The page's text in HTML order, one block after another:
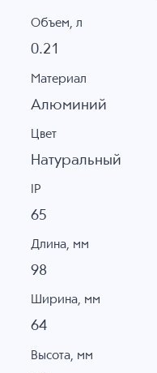
Объем, л
0.21
Материал
Алюминий
Цвет
Натуральный
IP
65
Длина, мм
98
Ширина, мм
64
Высота, мм